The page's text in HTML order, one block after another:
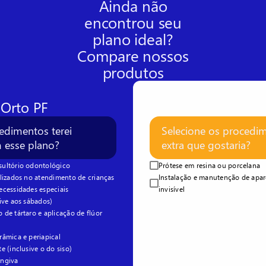
Ainda não
encontrou seu
plano ideal?
Compare nossos
produtos
PF
terei
plano?
odontológico
no atendimento de crianças
especiais
aos sábados)
de tártaro e aplicação de flúor
e periapical
(inclusive o do siso)
Selecione os
extra que gostaria?
Prótese em resina ou porcelana
Instalação e manutenção de
invisível